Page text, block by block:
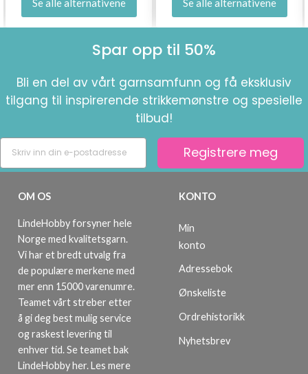
Se alle alternativene Se alle alternativene
Spar opp til 50%
Bli en del av vårt garnsamfunn og få eksklusiv
tilgang til inspirerende strikkemønstre og spesielle
tilbud!
Registrere meg
OM OS
LindeHobby forsyner hele
Norge med kvalitetsgarn.
Vi har et bredt utvalg fra
de populære merkene med
mer enn 15000 varenumre.
Teamet vårt streber etter
å gi deg best mulig service
og raskest levering til
enhver tid. Se teamet bak
LindeHobby her.Les mere
KONTO
Min
konto
Adressebok
Ønskeliste
Ordrehistorikk
Nyhetsbrev